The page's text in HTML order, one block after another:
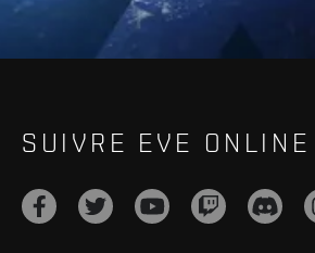
SUIVRE EVE ONLINE